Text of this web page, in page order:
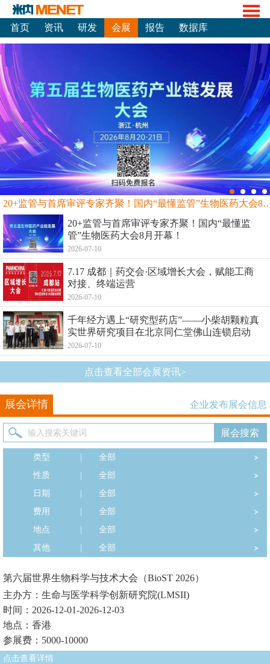
首页 资讯 研发 会展 报告 数据库
20+监管与首席审评专家齐聚！国内“最
20+监管与首席审评专家齐聚！国内“最懂监
管”生物医药大会8月开幕！
2026-07-10
7.17 成都｜药交会·区域增长大会，赋能工商
对接、终端运营
2026-07-10
千年经方遇上“研究型药店”——小柴胡颗粒真
实世界研究项目在北京同仁堂佛山连锁启动
2026-07-10
点击查看全部会展资讯>
展会详情 企业发布展会信息
类型
全部
性质
全部
日期
全部
费用
全部
地点
全部
其他
全部
第六届世界生物科学与技术大会（BioST 2026）
主办方：生命与医学科学创新研究院(LMSII)
时间：2026-12-01-2026-12-03
地点：香港
参展费：5000-10000
点击查看详情